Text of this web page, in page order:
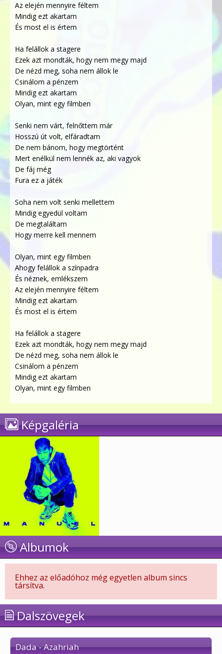
Az elején mennyire féltem
Mindig ezt akartam
És most el is értem
Ha felállok a stagere
Ezek azt mondták, hogy nem megy majd
De nézd meg, soha nem állok le
Csinálom a pénzem
Mindig ezt akartam
Olyan, mint egy filmben
Senki nem várt, felnőttem már
Hosszú út volt, elfáradtam
De nem bánom, hogy megtörtént
Mert enélkül nem lennék az, aki vagyok
De fáj még
Fura ez a játék
Soha nem volt senki mellettem
Mindig egyedül voltam
De megtaláltam
Hogy merre kell mennem
Olyan, mint egy filmben
Ahogy felállok a színpadra
És néznek, emlékszem
Az elején mennyire féltem
Mindig ezt akartam
És most el is értem
Ha felállok a stagere
Ezek azt mondták, hogy nem megy majd
De nézd meg, soha nem állok le
Csinálom a pénzem
Mindig ezt akartam
Olyan, mint egy filmben
Képgaléria
Albumok
Ehhez az előadóhoz még egyetlen album sincs
társítva.
Dalszövegek
Dada - Azahriah